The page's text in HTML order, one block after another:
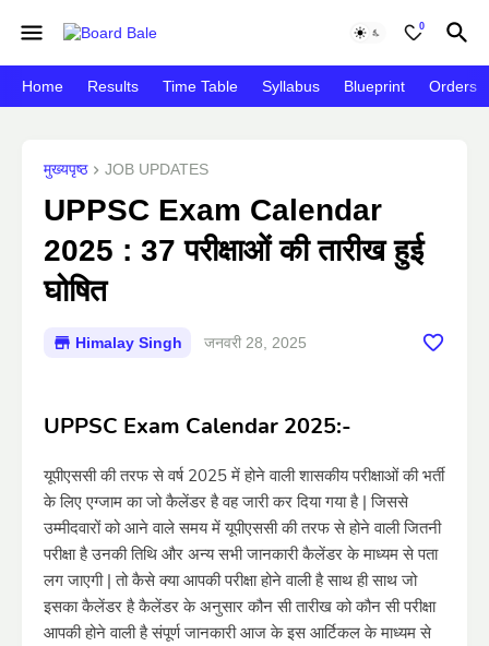
0
Home Results Time Table Syllabus Blueprint Orders
मुख्यपृष्ठ JOB UPDATES
UPPSC Exam Calendar
2025 : 37 परीक्षाओं की तारीख हुई
घोषित
Himalay Singh जनवरी 28, 2025
UPPSC Exam Calendar 2025:-
यूपीएससी की तरफ से वर्ष 2025 में होने वाली शासकीय परीक्षाओं की भर्ती
के लिए एग्जाम का जो कैलेंडर है वह जारी कर दिया गया है | जिससे
उम्मीदवारों को आने वाले समय में यूपीएससी की तरफ से होने वाली जितनी
परीक्षा है उनकी तिथि और अन्य सभी जानकारी कैलेंडर के माध्यम से पता
लग जाएगी | तो कैसे क्या आपकी परीक्षा होने वाली है साथ ही साथ जो
इसका कैलेंडर है कैलेंडर के अनुसार कौन सी तारीख को कौन सी परीक्षा
आपकी होने वाली है संपूर्ण जानकारी आज के इस आर्टिकल के माध्यम से